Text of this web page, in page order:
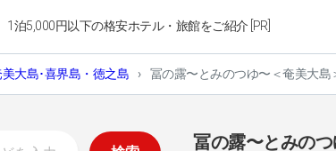
1泊5,000円以下の格安ホテル・旅館をご紹介 [PR]
大島･喜界島・徳之島 › 冨の露〜とみのつゆ〜＜奄美大島
冨の露〜とみの